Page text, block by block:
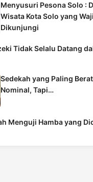
Menyusuri Pesona Solo :
Wisata Kota Solo yang
Dikunjungi
Tidak Selalu Datang
Sedekah yang Paling
Nominal, Tapi…
Menguji Hamba yang